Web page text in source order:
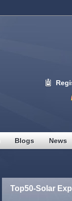
Blogs News
Top50-Solar